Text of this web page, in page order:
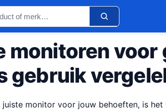
monitoren voor
gebruik
juiste monitor voor jouw behoeften, is